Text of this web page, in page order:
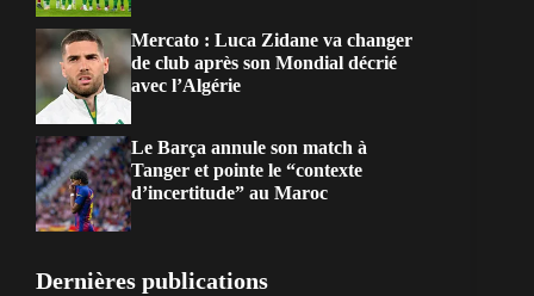
Mercato : Luca Zidane va changer
de club après son Mondial décrié
avec l’Algérie
Le Barça annule son match à
Tanger et pointe le “contexte
d’incertitude” au Maroc
Dernières publications